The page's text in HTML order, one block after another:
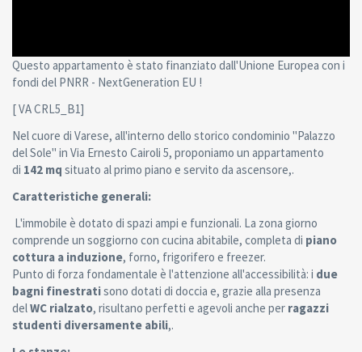
Questo appartamento è stato finanziato dall'Unione Europea con i
fondi del PNRR - NextGeneration EU !
[ VA CRL5_B1]
Nel cuore di Varese, all'interno dello storico condominio "Palazzo
del Sole" in Via Ernesto Cairoli 5, proponiamo un appartamento
di 142 mq situato al primo piano e servito da ascensore,.
Caratteristiche generali:
L'immobile è dotato di spazi ampi e funzionali. La zona giorno
comprende un soggiorno con cucina abitabile, completa di piano
cottura a induzione, forno, frigorifero e freezer.
Punto di forza fondamentale è l'attenzione all'accessibilità: i due
bagni finestratisono dotati di doccia e, grazie alla presenza
delWC rialzato, risultano perfetti e agevoli anche per ragazzi
studenti diversamente abili,.